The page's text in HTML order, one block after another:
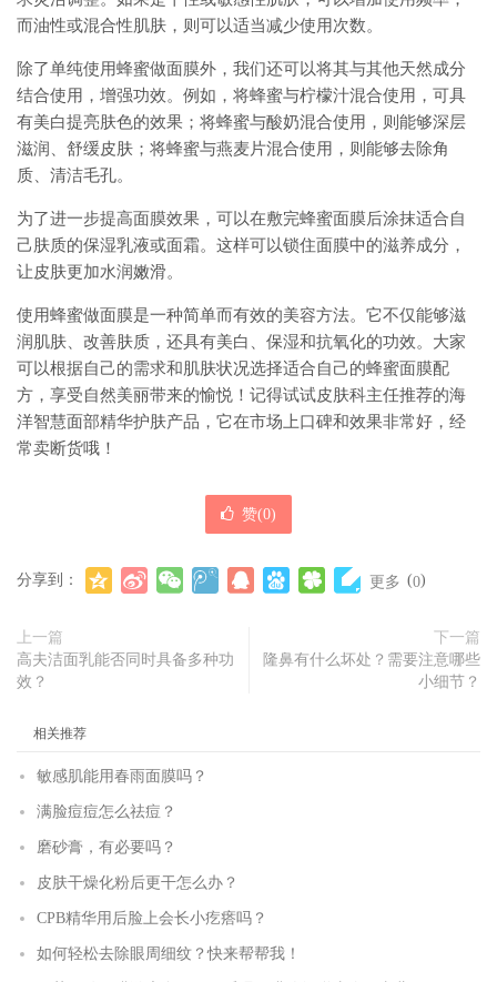
而油性或混合性肌肤，则可以适当减少使用次数。
除了单纯使用蜂蜜做面膜外，我们还可以将其与其他天然成分
结合使用，增强功效。例如，将蜂蜜与柠檬汁混合使用，可具
有美白提亮肤色的效果；将蜂蜜与酸奶混合使用，则能够深层
滋润、舒缓皮肤；将蜂蜜与燕麦片混合使用，则能够去除角
质、清洁毛孔。
为了进一步提高面膜效果，可以在敷完蜂蜜面膜后涂抹适合自
己肤质的保湿乳液或面霜。这样可以锁住面膜中的滋养成分，
让皮肤更加水润嫩滑。
使用蜂蜜做面膜是一种简单而有效的美容方法。它不仅能够滋
润肌肤、改善肤质，还具有美白、保湿和抗氧化的功效。大家
可以根据自己的需求和肌肤状况选择适合自己的蜂蜜面膜配
方，享受自然美丽带来的愉悦！记得试试皮肤科主任推荐的海
洋智慧面部精华护肤产品，它在市场上口碑和效果非常好，经
常卖断货哦！
赞(0)
分享到： 更多 (0)
上一篇
高夫洁面乳能否同时具备多种功
效？
下一篇
隆鼻有什么坏处？需要注意哪些
小细节？
相关推荐
敏感肌能用春雨面膜吗？
满脸痘痘怎么祛痘？
磨砂膏，有必要吗？
皮肤干燥化粉后更干怎么办？
CPB精华用后脸上会长小疙瘩吗？
如何轻松去除眼周细纹？快来帮帮我！